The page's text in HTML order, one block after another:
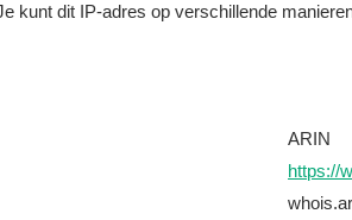
kunt dit IP-adres op verschillende
ARIN
https://